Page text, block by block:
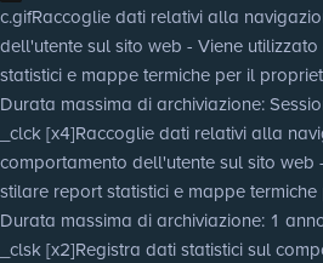
c.gifRaccoglie dati relativi alla
dell'utente sul sito web - Viene
statistici e mappe termiche per il
Durata massima di archiviazione:
_clck [x4]Raccoglie dati relativi alla
comportamento dell'utente sul sito web
stilare report statistici e mappe
Durata massima di archiviazione: 1 anno
_clsk [x2]Registra dati statistici sul